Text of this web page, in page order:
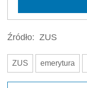
Źródło: ZUS
ZUS emerytura